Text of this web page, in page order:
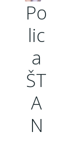
Po
lic
a
ŠT
A
N